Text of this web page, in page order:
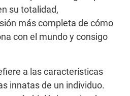
su totalidad,
más completa de cómo
con el mundo y consigo
a las características
innatas de un individuo.